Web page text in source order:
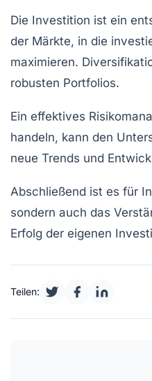
Die Investition ist ein
der Märkte, in die
maximieren.
robusten Portfolios.
Ein effektives
handeln, kann den
neue Trends und
Abschließend ist es für
sondern auch das
Erfolg der eigenen
Teilen: